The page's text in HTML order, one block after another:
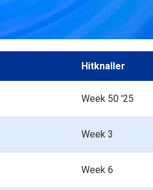
Hitknaller
Week 50 '25
Week 3
Week 6